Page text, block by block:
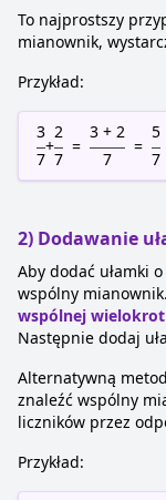
To najprostszy
mianownik,
Przykład:
3
7
+
2
7
=
3 + 2
7
=
5
7
2) Dodawanie
Aby dodać ułamki
wspólny
wspólnej
Następnie dodaj
Alternatywną
znaleźć wspólny
liczników przez
Przykład: